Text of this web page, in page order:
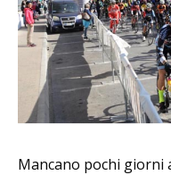
Mancano pochi giorni